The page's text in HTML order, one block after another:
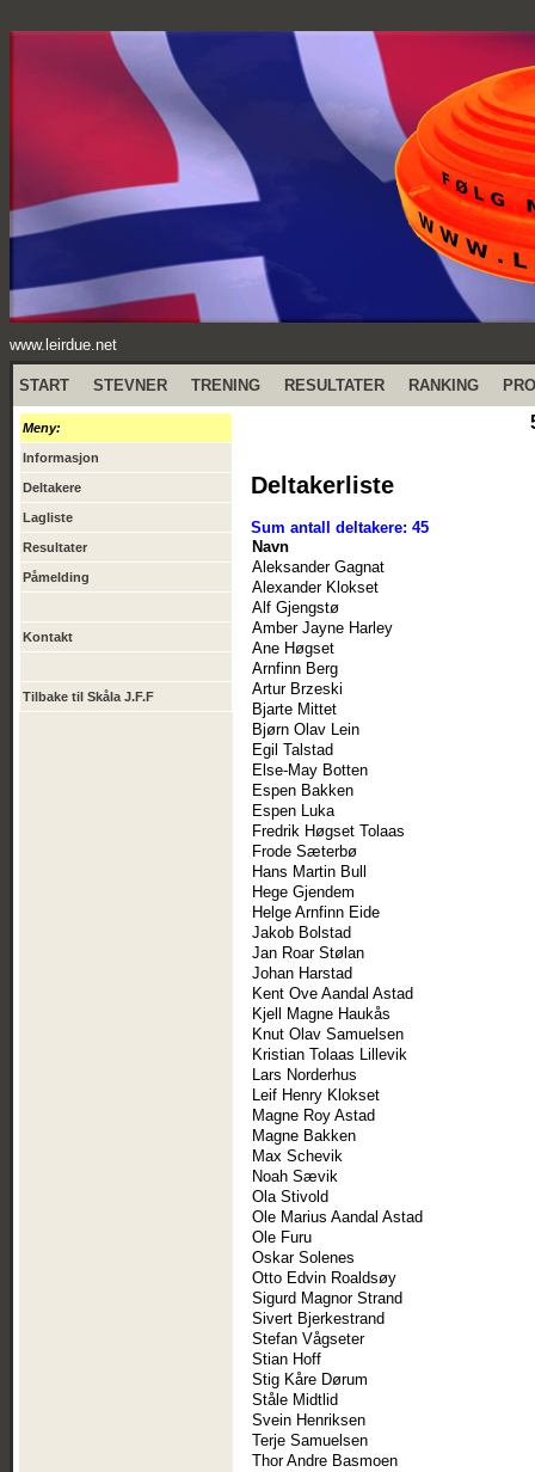
www.leirdue.net
START STEVNER TRENING RESULTATER RANKING
Meny:
Informasjon
Deltakere
Lagliste
Resultater
Påmelding
Kontakt
Tilbake til Skåla J.F.F
Deltakerliste
Sum antall deltakere: 45
Navn
Aleksander Gagnat
Alexander Klokset
Alf Gjengstø
Amber Jayne Harley
Ane Høgset
Arnfinn Berg
Artur Brzeski
Bjarte Mittet
Bjørn Olav Lein
Egil Talstad
Else-May Botten
Espen Bakken
Espen Luka
Fredrik Høgset Tolaas
Frode Sæterbø
Hans Martin Bull
Hege Gjendem
Helge Arnfinn Eide
Jakob Bolstad
Jan Roar Stølan
Johan Harstad
Kent Ove Aandal Astad
Kjell Magne Haukås
Knut Olav Samuelsen
Kristian Tolaas Lillevik
Lars Norderhus
Leif Henry Klokset
Magne Roy Astad
Magne Bakken
Max Schevik
Noah Sævik
Ola Stivold
Ole Marius Aandal Astad
Ole Furu
Oskar Solenes
Otto Edvin Roaldsøy
Sigurd Magnor Strand
Sivert Bjerkestrand
Stefan Vågseter
Stian Hoff
Stig Kåre Dørum
Ståle Midtlid
Svein Henriksen
Terje Samuelsen
Thor Andre Basmoen